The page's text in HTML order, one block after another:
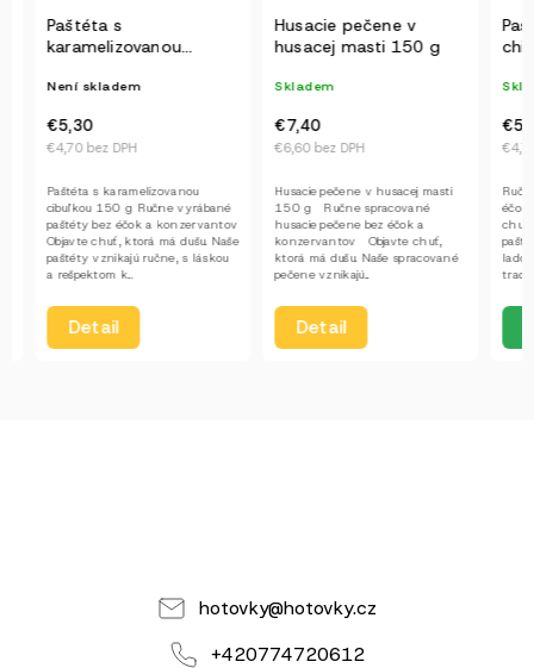
Paštéta s
karamelizovanou
Není skladem
€4,70 bez DPH
€5,30
Detail
Paštéta s karamelizovanou
cibuľkou 150 g Ručne vyrábané
paštéty bez éčok a konzervantov
Objavte chuť, ktorá má dušu. Naše
paštéty vznikajú ručne, s láskou
a rešpektom k...
Husacie pečene v
husacej masti 150 g
Skladem
€6,60 bez DPH
€7,40
Detail
Husacie pečene v husacej masti
150 g Ručne spracované
husacie pečene bez éčok a
konzervantov Objavte chuť,
ktorá má dušu. Naše spracované
pečene vznikajú...
chilli
€4,70
€5,30
Ručne
éčok a
chuť,
hotovky@hotovky.cz
+420774720612